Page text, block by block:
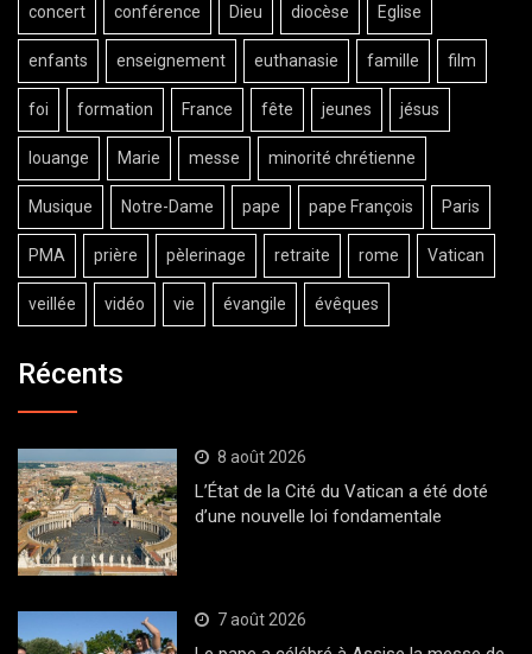
concert conférence Dieu diocèse Eglise
enfants enseignement euthanasie famille film
foi formation France fête jeunes jésus
louange Marie messe minorité chrétienne
Musique Notre-Dame pape pape François Paris
PMA prière pèlerinage retraite rome Vatican
veillée vidéo vie évangile évêques
Récents
8 août 2026
L’État de la Cité du Vatican a été doté
d’une nouvelle loi fondamentale
7 août 2026